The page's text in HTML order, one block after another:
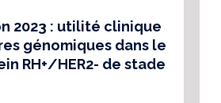
2023 : utilité clinique
génomiques dans le
RH+/HER2- de stade